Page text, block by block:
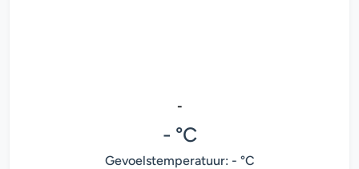
-
- °C
Gevoelstemperatuur: - °C